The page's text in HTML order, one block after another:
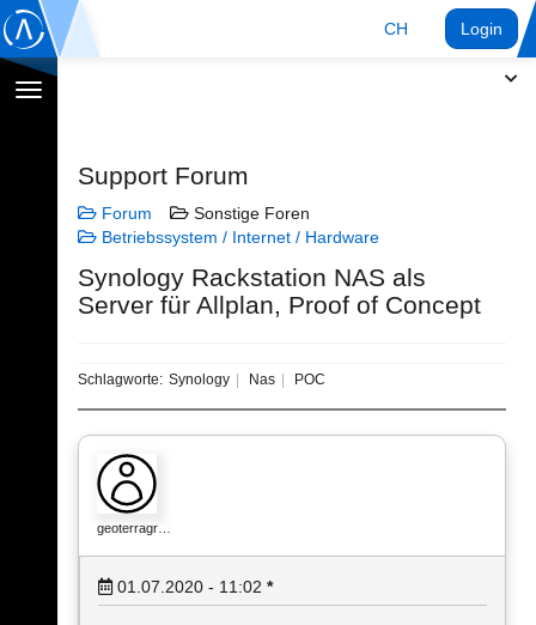
CH Login
Navigation
Support Forum
Forum
Sonstige Foren
Betriebssystem / Internet / Hardware
Synology Rackstation NAS als
Server für Allplan, Proof of Concept
Schlagworte: Synology Nas POC
geoterragr…
01.07.2020 - 11:02 *